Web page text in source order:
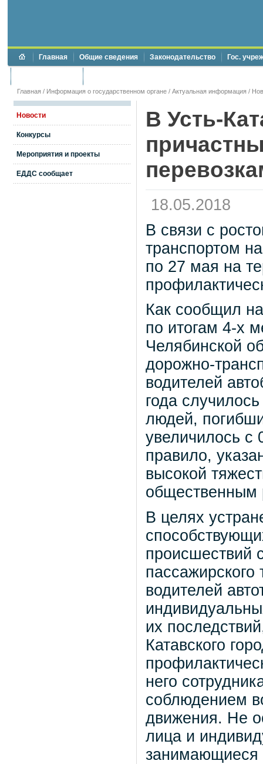
Главная Общие сведения Законодательство Гос.
Главная / Информация о государственном органе / Актуальная информация /
Новости
Конкурсы
Мероприятия и проекты
ЕДДС сообщает
В Усть-
18.05.2018
В связи с
транспортом
по 27 мая на
Как сообщил
по итогам 4-х
Челябинской
дорожно-
водителей
года
людей,
увеличилось с
правило,
высокой
общественным
В целях
происшествий
водителей
их
Катавского
него
соблюдением
движения. Не
лица и
занимающиеся